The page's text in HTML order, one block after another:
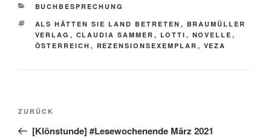
KATEGORIEN
BUCHBESPRECHUNG
SCHLAGWÖRTER
ALS HÄTTEN SIE LAND BETRETEN , BRAUMÜLLER
VERLAG , CLAUDIA SAMMER , LOTTI , NOVELLE ,
ÖSTERREICH , REZENSIONSEXEMPLAR , VEZA
Beitragsnavigation
Vorheriger
Beitrag
ZURÜCK
[Klönstunde] #Lesewochenende März 2021